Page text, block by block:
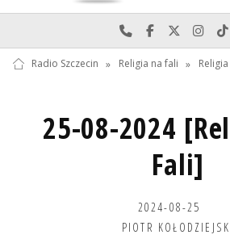
Najlepiej po
Odwiedź nas
Radio Szczecin » Religia na fali »
25-08-2024
Fali]
2024-08-25
PIOTR